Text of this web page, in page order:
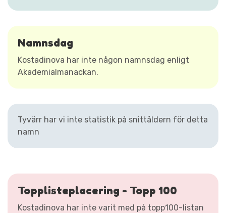
Namnsdag
Kostadinova har inte någon namnsdag enligt
Akademialmanackan.
Tyvärr har vi inte statistik på snittåldern för detta
namn
Topplisteplacering - Topp 100
Kostadinova har inte varit med på topp100-listan